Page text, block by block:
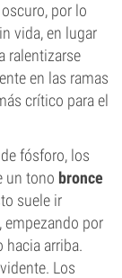
por lo
vida, en lugar
ralentizarse
en las ramas
crítico para el
fósforo, los
un tono bronce
suele ir
empezando por
hacia arriba.
Los